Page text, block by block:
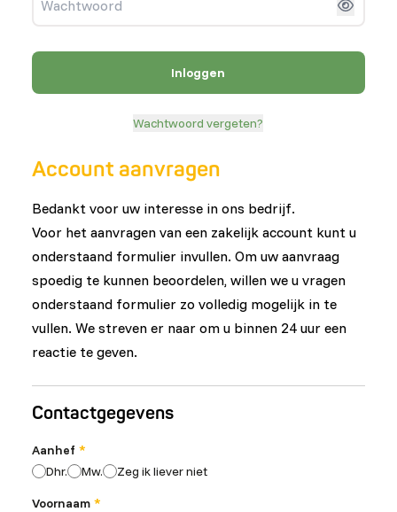
Account aanvragen
Bedankt voor uw interesse in ons bedrijf.
Voor het aanvragen van een zakelijk account kunt u
onderstaand formulier invullen. Om uw aanvraag
spoedig te kunnen beoordelen, willen we u vragen
onderstaand formulier zo volledig mogelijk in te
vullen. We streven er naar om u binnen 24 uur een
reactie te geven.
Contactgegevens
Aanhef *
Dhr.
Mw.
Zeg ik liever niet
Voornaam *
Inloggen
Wachtwoord vergeten?